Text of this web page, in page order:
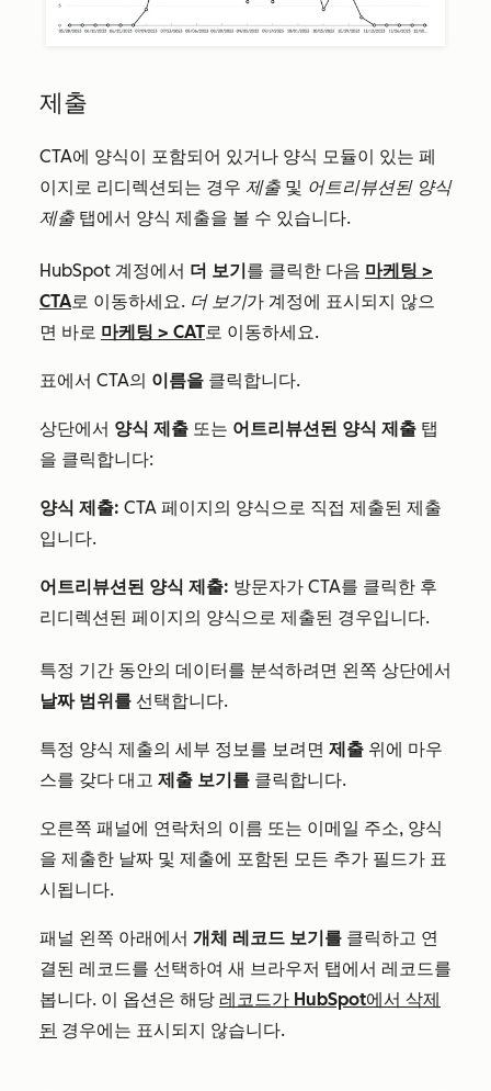
제출
CTA에 양식이 포함되어 있거나 양식 모듈이 있는 페
이지로 리디렉션되는 경우 제출 및 어트리뷰션된 양식
제출 탭에서 양식 제출을 볼 수 있습니다.
HubSpot 계정에서 더 보기를 클릭한 다음 마케팅 >
CTA로 이동하세요. 더 보기가 계정에 표시되지 않으
면 바로 마케팅 > CAT로 이동하세요.
표에서 CTA의 이름을 클릭합니다.
상단에서 양식 제출 또는 어트리뷰션된 양식 제출 탭
을 클릭합니다:
양식 제출: CTA 페이지의 양식으로 직접 제출된 제출
입니다.
어트리뷰션된 양식 제출: 방문자가 CTA를 클릭한 후
리디렉션된 페이지의 양식으로 제출된 경우입니다.
특정 기간 동안의 데이터를 분석하려면 왼쪽 상단에서
날짜 범위를 선택합니다.
특정 양식 제출의 세부 정보를 보려면 제출 위에 마우
스를 갖다 대고 제출 보기를 클릭합니다.
오른쪽 패널에 연락처의 이름 또는 이메일 주소, 양식
을 제출한 날짜 및 제출에 포함된 모든 추가 필드가 표
시됩니다.
패널 왼쪽 아래에서 개체 레코드 보기를 클릭하고 연
결된 레코드를 선택하여 새 브라우저 탭에서 레코드를
봅니다. 이 옵션은 해당 레코드가 HubSpot에서 삭제
된 경우에는 표시되지 않습니다.